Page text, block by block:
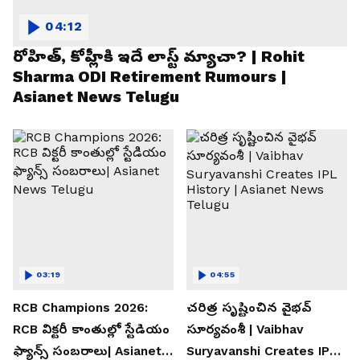
రోహిత్, కోహ్లీకి ఇదే లాస్ట్ మ్యాచా? | Rohit
Sharma ODI Retirement Rumours |
Asianet News Telugu
04:12
RCB Champions 2026:
RCB విక్టరీ కాంతుల్లో స్టేడియం
ఫ్యాన్స్ సంబరాలు| Asianet
03:19
చరిత్ర సృష్టించిన వైభవ్
సూర్యవంశీ | Vaibhav
Suryavanshi Creates IPL
04:55